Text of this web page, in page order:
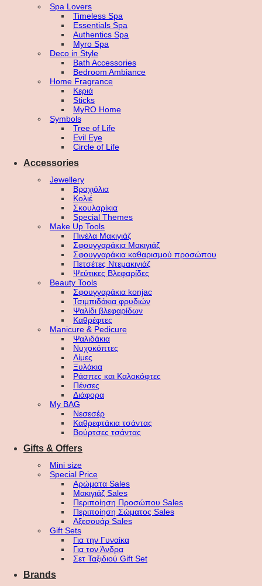
Spa Lovers
Timeless Spa
Essentials Spa
Authentics Spa
Myro Spa
Deco in Style
Bath Accessories
Bedroom Ambiance
Home Fragrance
Κεριά
Sticks
MyRO Home
Symbols
Tree of Life
Evil Eye
Circle of Life
Accessories
Jewellery
Βραχιόλια
Κολιέ
Σκουλαρίκια
Special Themes
Make Up Tools
Πινέλα Μακιγιάζ
Σφουγγαράκια Μακιγιάζ
Σφουγγαράκια καθαρισμού προσώπου
Πετσέτες Ντεμακιγιάζ
Ψεύτικες Βλεφαρίδες
Beauty Tools
Σφουγγαράκια konjac
Τσιμπιδάκια φρυδιών
Ψαλίδι βλεφαρίδων
Καθρέφτες
Manicure & Pedicure
Ψαλιδάκια
Νυχοκόπτες
Λίμες
Ξυλάκια
Ράσπες και Καλοκόφτες
Πένσες
Διάφορα
My BAG
Νεσεσέρ
Καθρεφτάκια τσάντας
Βούρτσες τσάντας
Gifts & Offers
Mini size
Special Price
Αρώματα Sales
Μακιγιάζ Sales
Περιποίηση Προσώπου Sales
Περιποίηση Σώματος Sales
Αξεσουάρ Sales
Gift Sets
Για την Γυναίκα
Για τον Άνδρα
Σετ Ταξιδιού Gift Set
Brands